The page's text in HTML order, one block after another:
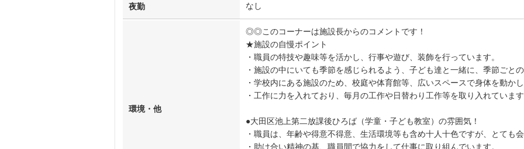
夜勤 なし
環境・他
◎◎このコーナーは施設長からのコメントです！
★施設の自慢ポイント
・職員の特技や趣味等を活かし、行事や遊び、装飾を行っています。
・施設の中にいても季節を感じられるよう、子ども達と一緒に、季節ごと
・学校内にある施設のため、校庭や体育館等、広いスペースで身体を動か
・工作に力を入れており、毎月の工作や日替わり工作等を取り入れていま
●大田区池上第二放課後ひろば（学童・子ども教室）の雰囲気！
・職員は、年齢や得意不得意、生活環境等も含め十人十色ですが、とても
・助け合い精神の基、職員間で協力をして仕事に取り組んでいます。